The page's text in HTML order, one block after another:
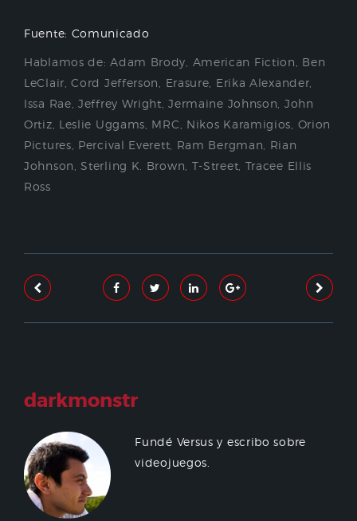
Fuente: Comunicado
Hablamos de:Adam Brody American Fiction
Ben
LeClair ,Cord Jefferson Erasure Erika Alexander
Issa Rae ,Jeffrey Wright ,Jermaine Johnson John
Ortiz Leslie Uggams MRC Nikos Karamigios Orion
Pictures Percival Everett Ram Bergman
Rian
Johnson ,Sterling K. Brown T-Street Tracee Ellis
Ross
darkmonstr
Fundé Versus y escribo sobre
videojuegos.